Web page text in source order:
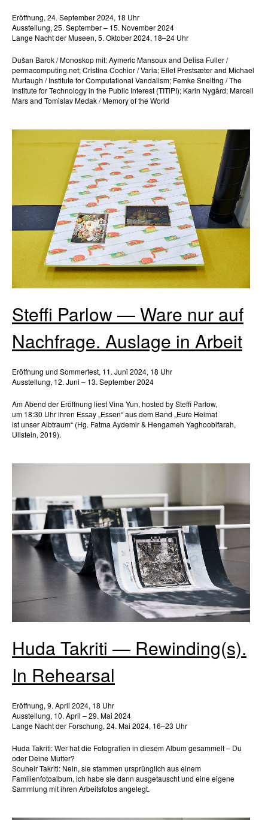
Eröffnung, 24. September 2024, 18 Uhr
Ausstellung, 25. September – 15. November 2024
Lange Nacht der Museen, 5. Oktober 2024, 18–24 Uhr
Dušan Barok / Monoskop mit: Aymeric Mansoux and Delisa Fuller /
permacomputing.net; Cristina Cochior / Varia; Ellef Prestsæter and Michael
Murtaugh / Institute for Computational Vandalism; Femke Snelting / The
Institute for Technology in the Public Interest (TITiPI); Karin Nygård; Marcell
Mars and Tomislav Medak / Memory of the World
Steffi Parlow — Ware nur auf
Nachfrage. Auslage in Arbeit
Eröffnung und Sommerfest, 11. Juni 2024, 18 Uhr
Ausstellung, 12. Juni – 13. September 2024
Am Abend der Eröffnung liest Vina Yun, hosted by Steffi Parlow,
um 18:30 Uhr ihren Essay „Essen“ aus dem Band „Eure Heimat
ist unser Albtraum“ (Hg. Fatma Aydemir & Hengameh Yaghoobifarah,
Ullstein, 2019).
Huda Takriti — Rewinding(s).
In Rehearsal
Eröffnung, 9. April 2024, 18 Uhr
Ausstellung, 10. April – 29. Mai 2024
Lange Nacht der Forschung, 24. Mai 2024, 16–23 Uhr
Huda Takriti: Wer hat die Fotografien in diesem Album gesammelt – Du
oder Deine Mutter?
Souheir Takriti: Nein, sie stammen ursprünglich aus einem
Familienfotoalbum, ich habe sie dann ausgetauscht und eine eigene
Sammlung mit ihren Arbeitsfotos angelegt.